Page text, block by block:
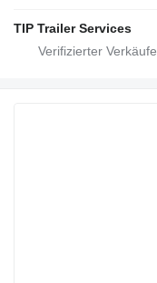
TIP Trailer Services